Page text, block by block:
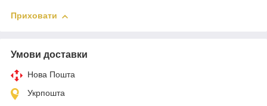
Приховати
Умови доставки
Нова Пошта
Укрпошта